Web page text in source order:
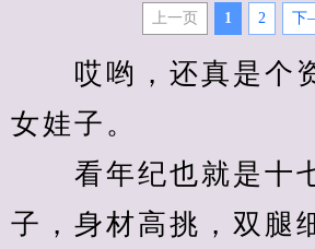
上一页 1 2 下
哎哟，还真是个
女娃子。
看年纪也就是十
子，身材高挑，双腿